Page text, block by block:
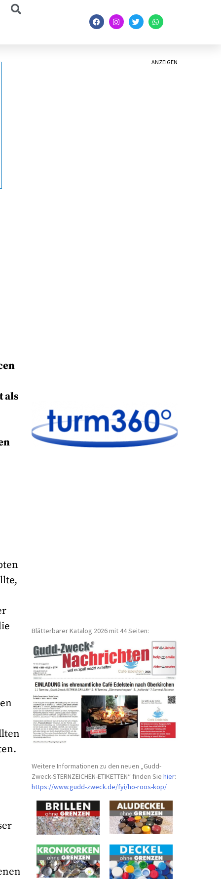
als
ANZEIGEN
Blätterbarer Katalog 2026 mit 44 Seiten:
Weitere Informationen zu den neuen „Gudd-
Zweck-STERNZEICHEN-ETIKETTEN“ finden Siehier:
https://www.gudd-zweck.de/fyi/ho-roos-kop/